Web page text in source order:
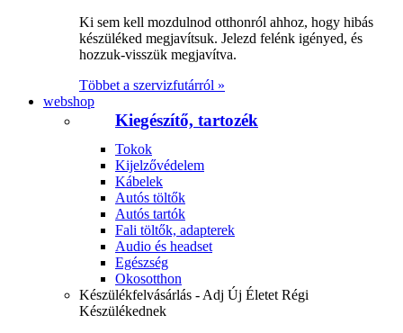
Ki sem kell mozdulnod otthonról ahhoz, hogy hibás
készüléked megjavítsuk. Jelezd felénk igényed, és
hozzuk-visszük megjavítva.
Többet a szervizfutárról »
webshop
Kiegészítő, tartozék
Tokok
Kijelzővédelem
Kábelek
Autós töltők
Autós tartók
Fali töltők, adapterek
Audio és headset
Egészség
Okosotthon
Készülékfelvásárlás - Adj Új Életet Régi
Készülékednek